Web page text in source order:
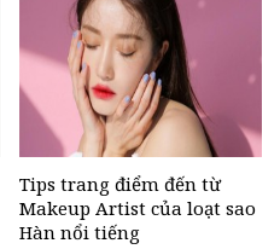
Tips trang điểm đến từ
Makeup Artist của loạt sao
Hàn nổi tiếng